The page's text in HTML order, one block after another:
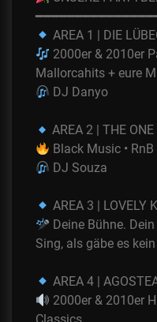
AREA 1 | DIE
2000er & 2010er
Mallorcahits + eure
DJ Danyo
AREA 2 | THE
Black Music •
DJ Souza
AREA 3 | LOVELY
Deine Bühne.
Sing, als gäbe es
AREA 4 |
2000er & 2010er